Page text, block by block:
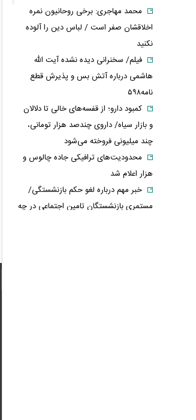
محمد مهاجری: برخی روحانیون نمره
اخلاقشان صفر است / لباس دین را آلوده
نکنید
فیلم/ سخنرانی دیده نشده آیت الله
هاشمی درباره آتش بس و پذیرش قطع
نامه۵۹۸
کمبود دارو؛ از قفسه‌های خالی تا دلالان
و بازار سیاه/ داروی چندصد هزار تومانی،
چند میلیونی فروخته می‌شود
محدودیت‌های ترافیکی جاده چالوس و
هزار اعلام شد
خبر مهم درباره لغو حکم بازنشستگی/
مستمری بازنشستگان تامین اجتماعی در چه